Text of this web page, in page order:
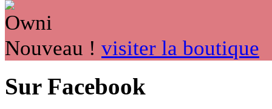
Nouveau ! visiter la boutique
Sur Facebook